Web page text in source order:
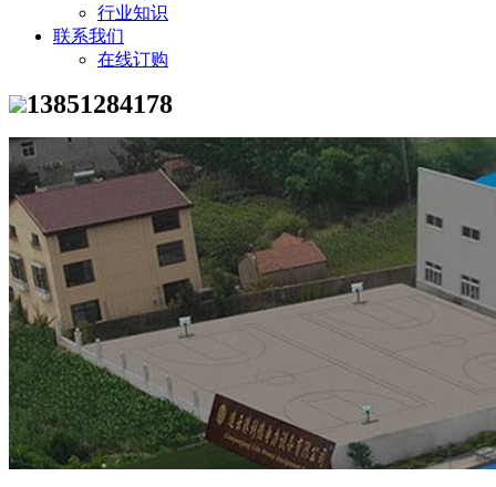
行业知识
联系我们
在线订购
13851284178